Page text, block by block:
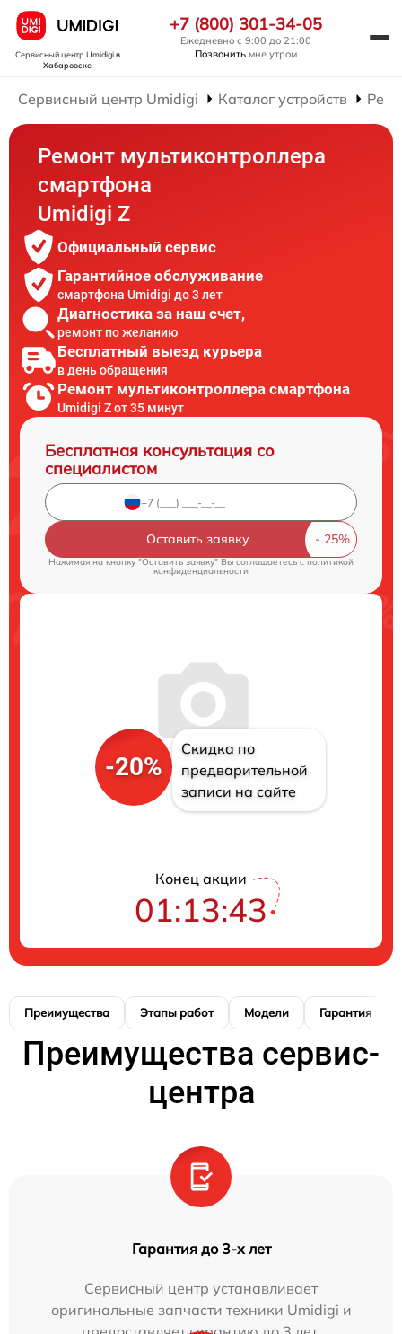
Сервисный центр Umidigiв
Хабаровске
+7 (800) 301-34-05
Ежедневно с 9:00 до 21:00
Позвонить мне утром
Сервисный центр Umidigi Каталог устройств
Ремонт мультиконтроллера
смартфона
Umidigi Z
Официальный сервис
Гарантийное обслуживание
смартфона Umidigi до 3 лет
Диагностика за наш счет,
ремонт по желанию
Бесплатный выезд курьера
в день обращения
Ремонт мультиконтроллера смартфона
Umidigi Z от 35 минут
Бесплатная консультация со
специалистом
Оставить заявку
Нажимая на кнопку "Оставить заявку" Вы соглашаетесь c политикой
конфиденциальности
-20%
Скидка по
предварительной
записи на сайте
Конец акции
01:13:42
Преимущества Этапы работ Модели Гарантия
Преимущества сервис-
центра
Гарантия до 3-х лет
Сервисный центр устанавливает
оригинальные запчасти техники Umidigi и